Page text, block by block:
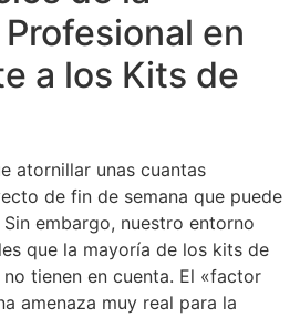
en
a los Kits de
atornillar unas cuantas
de fin de semana que puede
embargo, nuestro entorno
que la mayoría de los kits de
tienen en cuenta. El «factor
amenaza muy real para la